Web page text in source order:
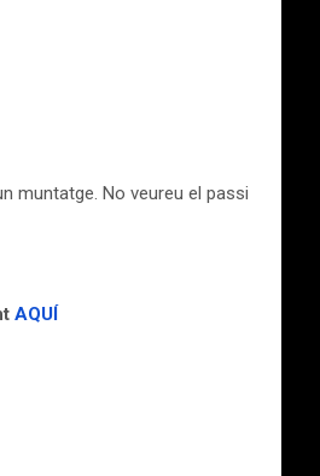
muntatge. No veureu el passi
AQUÍ